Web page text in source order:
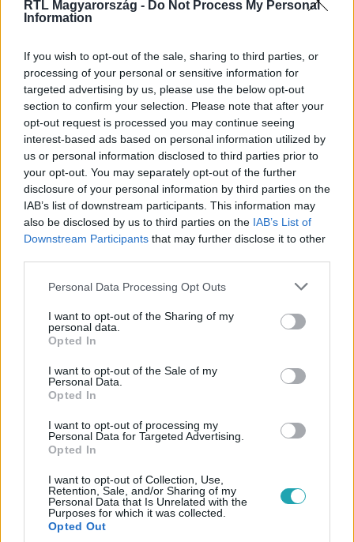
RTL Magyarország - Do Not Process My Personal
Information
If you wish to opt-out of the sale, sharing to third parties, or
processing of your personal or sensitive information for
targeted advertising by us, please use the below opt-out
section to confirm your selection. Please note that after your
opt-out request is processed you may continue seeing
interest-based ads based on personal information utilized by
us or personal information disclosed to third parties prior to
your opt-out. You may separately opt-out of the further
disclosure of your personal information by third parties on the
IAB’s list of downstream participants. This information may
also be disclosed by us to third parties on the IAB’s List of
Downstream Participants that may further disclose it to other
Please note that this website/app uses one or more Google
not limited to your visit or usage behaviour. You may click to
grant or deny consent to Google and its third-party tags to
use your data for below specified purposes in below Google
consent section.
Personal Data Processing Opt Outs
I want to opt-out of the Sharing of my
personal data.
Opted In
I want to opt-out of the Sale of my
Personal Data.
Opted In
I want to opt-out of processing my
Personal Data for Targeted Advertising.
Opted In
I want to opt-out of Collection, Use,
Retention, Sale, and/or Sharing of my
Personal Data that Is Unrelated with the
Purposes for which it was collected.
Opted Out
Az oroszok tagadják, hogy titkos kapcsolata lett
elfogtak az ukránok
Nincs semmi látnivaló, üzente Peszkov.
2022. április 7. 18:08
veszteségeket szenvedett a hadseregük
Ukrajnában
mészárlásról álhírek terjengenek.